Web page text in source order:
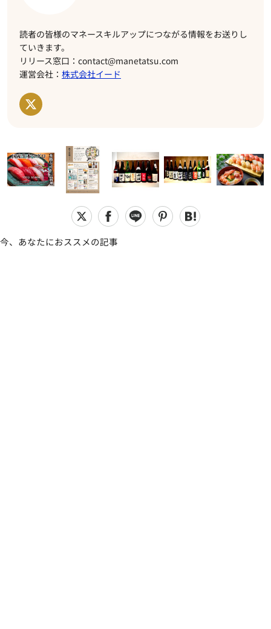
読者の皆様のマネースキルアップにつながる情報をお送りし
ていきます。
リリース窓口：contact@manetatsu.com
運営会社： 株式会社イード
今、あなたにおススメの記事